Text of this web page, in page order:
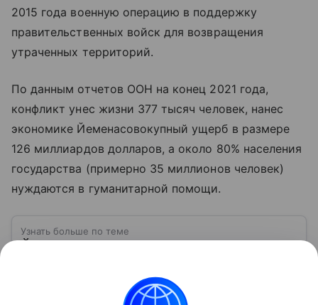
2015 года военную операцию в поддержку
правительственных войск для возвращения
утраченных территорий.
По данным отчетов ООН на конец 2021 года,
конфликт унес жизни 377 тысяч человек, нанес
экономике Йеменасовокупный ущерб в размере
126 миллиардов долларов, а около 80% населения
государства (примерно 35 миллионов человек)
нуждаются в гуманитарной помощи.
Узнать больше по теме
Многие узнали об этом религиозно-политическом
движении, когда его представители начали